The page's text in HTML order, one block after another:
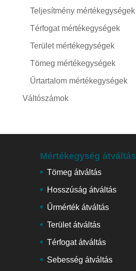
Teljesítmény mértékegységek
Térfogat mértékegységek
Terület mértékegységek
Tömeg mértékegységek
Űrtartalom mértékegységek
Váltószámok
Mértékegység átváltás
Tömeg átváltás
Hosszúság átváltás
Űrmérték átváltás
Terület átváltás
Térfogat átváltás
Sebesség átváltás